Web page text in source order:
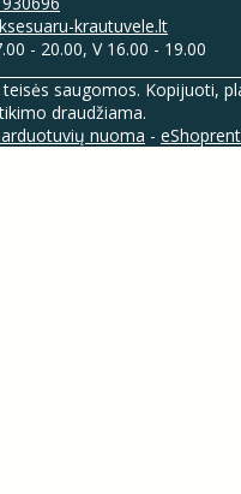
krautuvele.lt
- 20.00, V 16.00 - 19.00
saugomos. Kopijuoti,
draudžiama.
nuoma -